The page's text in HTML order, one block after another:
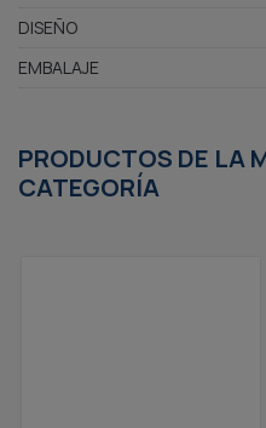
DISEÑO
EMBALAJE
PRODUCTOS DE LA
CATEGORÍA